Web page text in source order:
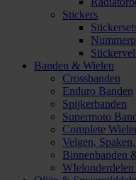
Stickers
Banden & Wielen
Crossbanden
Enduro Banden
Spijkerbanden
Supermoto
Complete
Velgen,
Binnenbanden